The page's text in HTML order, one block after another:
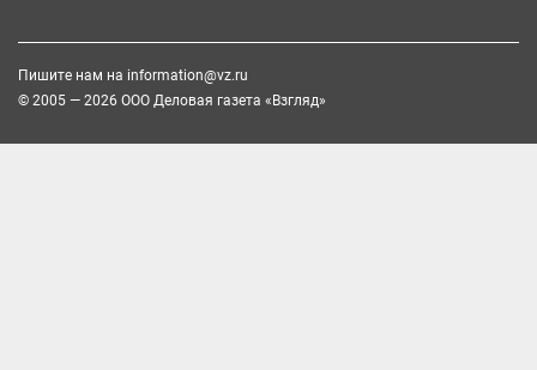
Пишите нам на information@vz.ru
© 2005 — 2026 ООО Деловая газета «Взгляд»